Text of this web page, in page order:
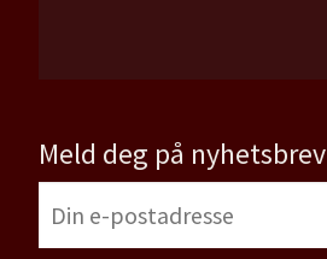
Meld deg på nyhetsbrev